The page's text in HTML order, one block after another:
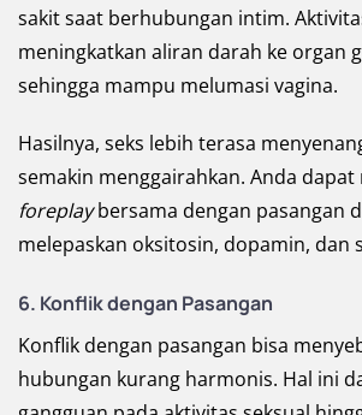
sakit saat berhubungan intim.
meningkatkan aliran darah ke organ
sehingga mampu melumasi vagina.
Hasilnya, seks lebih terasa
semakin menggairahkan. Anda dapat
foreplaybersama dengan pasangan
melepaskan oksitosin, dopamin, dan
6. Konflik dengan Pasangan
Konflik dengan pasangan bisa
hubungan kurang harmonis. Hal ini